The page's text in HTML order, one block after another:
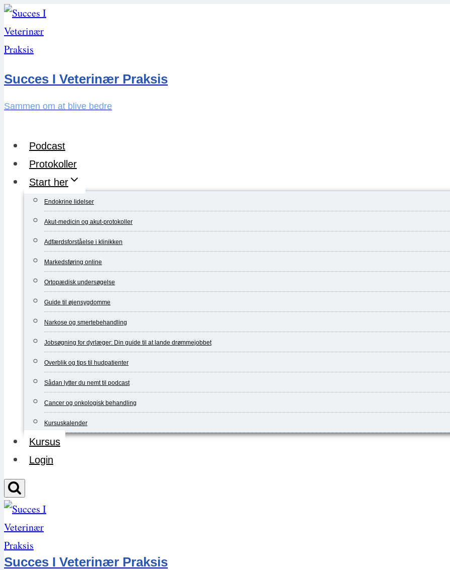
Skip
to
content
Succes I Veterinær Praksis
Sammen om at blive bedre
Podcast
Protokoller
Start her
Endokrine lidelser
Akut-medicin og akut-protokoller
Adfærdsforståelse i klinikken
Markedsføring online
Ortopædisk undersøgelse
Guide til øjensygdomme
Narkose og smertebehandling
Jobsøgning for dyrlæger: Din guide til at lande drømmejobbet
Overblik og tips til hudpatienter
Sådan lytter du nemt til podcast
Cancer og onkologisk behandling
Kursuskalender
Kursus
Login
Succes I Veterinær Praksis